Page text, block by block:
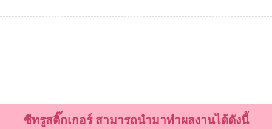
ซีทรูสติ๊กเกอร์ สามารถนำมาทำผลงานได้ดังนี้